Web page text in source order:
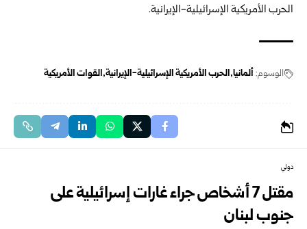
الحرب الأمريكية الإسرائيلية-الإيرانية.
الوسوم: ألمانيا الحرب الأمريكية الإسرائيلية-الإيرانية القوات الأمريكية
دولي
مقتل 7 أشخاص جراء غارات إسرائيلية على
جنوب لبنان